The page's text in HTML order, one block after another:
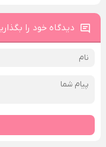
دیدگاه خود را